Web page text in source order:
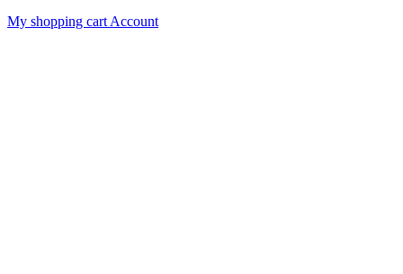
My shopping cart Account